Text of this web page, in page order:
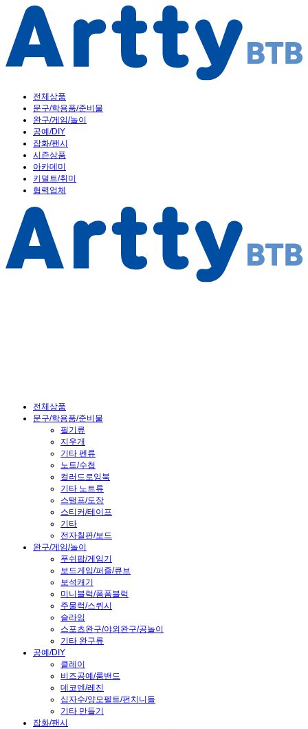
전체상품
문구/학용품/준비물
완구/게임/놀이
공예/DIY
잡화/팬시
시즌상품
아카데미
키덜트/취미
협력업체
전체상품
문구/학용품/준비물
필기류
지우개
기타 펜류
노트/수첩
컬러드로잉북
기타 노트류
스탬프/도장
스티커/테이프
기타
전자칠판/보드
완구/게임/놀이
푸쉬팝/게임기
보드게임/퍼즐/큐브
보석캐기
미니블럭/폼폼블럭
주물럭/스퀴시
슬라임
스포츠완구/야외완구/공놀이
기타 완구류
공예/DIY
클레이
비즈공예/룸밴드
데코덴/레진
십자수/양모펠트/펀치니들
기타 만들기
잡화/팬시